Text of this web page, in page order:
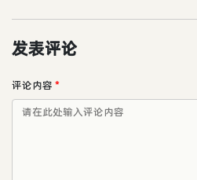
发表评论
评论内容 *